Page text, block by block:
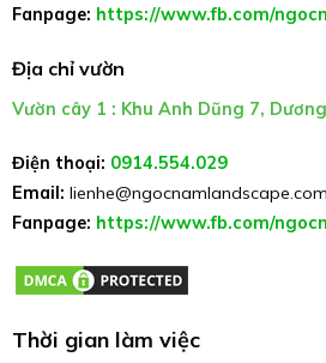
Fanpage: https://www.fb.com/
Địa chỉ vườn
Vườn cây 1 : Khu Anh Dũng 7,
Điện thoại: 0914.554.029
Email: lienhe@ngocnamlandscape.com
Fanpage: https://www.fb.com/
Thời gian làm việc